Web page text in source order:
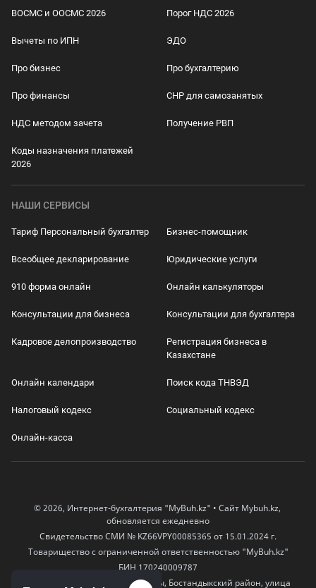
ВОСМС и ООСМС 2026 Порог НДС 2026
Вычеты по ИПН ЭДО
Про бизнес Про бухгалтерию
Про финансы СНР для самозанятых
НДС методом зачета Получение РВП
Коды назначения платежей
2026
НАШИ СЕРВИСЫ
Тариф Персональный бухгалтер Бизнес-помощник
Всеобщее декларирование Юридические услуги
910 форма онлайн Онлайн калькуляторы
Консультации для бизнеса Консультации для бухгалтера
Кадровое делопроизводство
Регистрация бизнеса в
Казахстане
Онлайн календари Поиск кода ТНВЭД
Налоговый кодекс Социальный кодекс
Онлайн-касса
© 2026, Интернет-бухгалтерия "MyBuh.kz" • Сайт Mybuh.kz,
обновляется ежедневно
Свидетельство СМИ № KZ66VPY00085365 от 15.01.2024 г.
Товарищество с ограниченной ответственностью "MyBuh.kz"
БИН 170240009787
050000, Казахстан, город Алматы, Бостандыкский район, улица